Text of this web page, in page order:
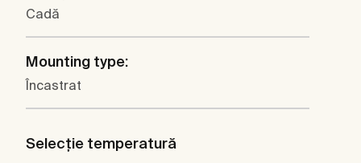
Cadă
Mounting type:
Încastrat
Selecţie temperatură